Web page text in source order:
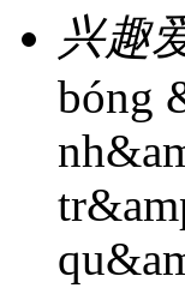
兴趣
bóng